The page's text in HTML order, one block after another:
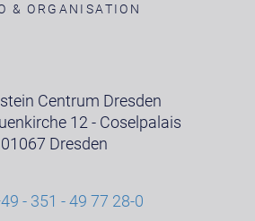
& ORGANISATION
Centrum Dresden
12 - Coselpalais
01067 Dresden
- 351 - 49 77 28-0